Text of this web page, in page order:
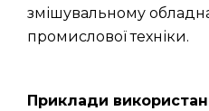
змішувальному
промислової техніки.
Приклади